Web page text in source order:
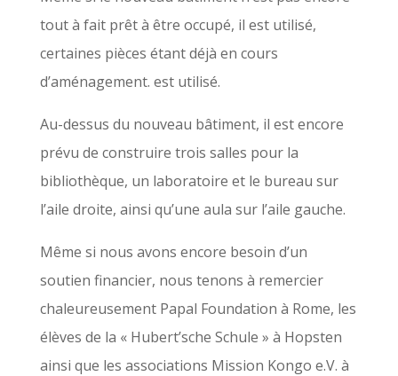
tout à fait prêt à être occupé, il est utilisé,
certaines pièces étant déjà en cours
d’aménagement. est utilisé.
Au-dessus du nouveau bâtiment, il est encore
prévu de construire trois salles pour la
bibliothèque, un laboratoire et le bureau sur
l’aile droite, ainsi qu’une aula sur l’aile gauche.
Même si nous avons encore besoin d’un
soutien financier, nous tenons à remercier
chaleureusement Papal Foundation à Rome, les
élèves de la « Hubert’sche Schule » à Hopsten
ainsi que les associations Mission Kongo e.V. à